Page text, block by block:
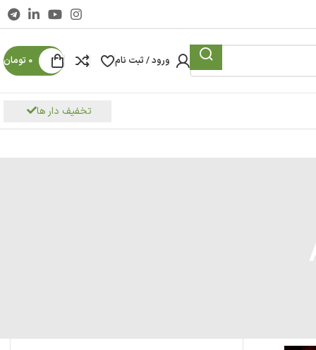
ورود / ثبت نام 0 تومان
تخفیف دار ها